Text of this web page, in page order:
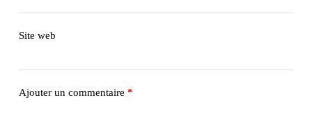
Site web
Ajouter un commentaire *